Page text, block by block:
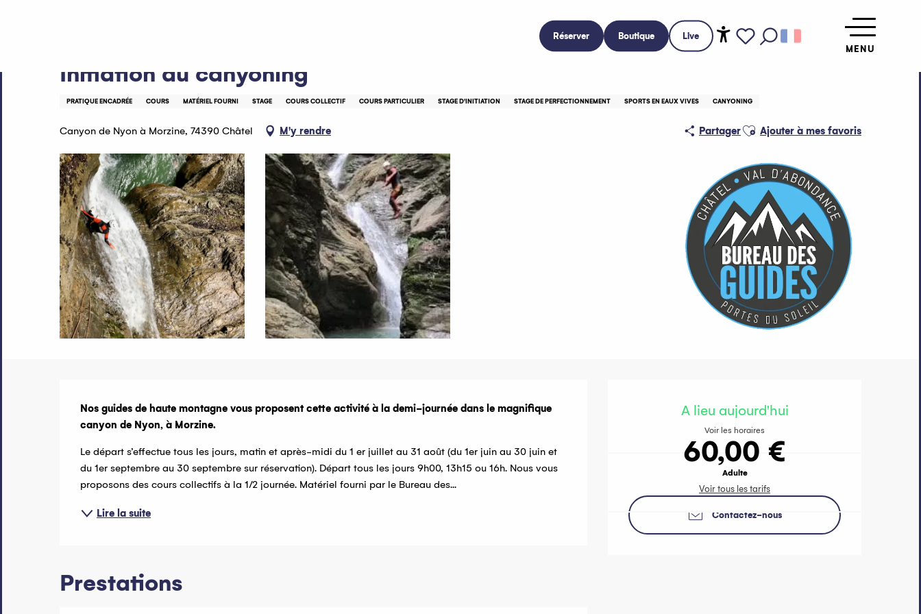
Réserver Boutique Live
MENU
Initiation au canyoning
PRATIQUE ENCADRÉE COURS MATÉRIEL FOURNI STAGE COURS COLLECTIF COURS PARTICULIER STAGE D'INITIATION STAGE DE PERFECTIONNEMENT SPORTS EN EAUX VIVES CANYONING
Canyon de Nyon à Morzine, 74390 Châtel M'y rendre PartagerAjouter aux favoris
Ajouter à mes favoris
Ouverture et
A lieu aujourd'hui
Voir les horaires
60,00 €
Adulte
Voir tous les tarifs
Contactez-nous
Description
Nos guides de haute montagne vous proposent cette activité à la demi-journée dans le magnifique
canyon de Nyon, à Morzine.
Le départ s’effectue tous les jours, matin et après-midi du 1 er juillet au 31 août (du 1er juin au 30 juin et
du 1er septembre au 30 septembre sur réservation). Départ tous les jours 9h00, 13h15 ou 16h. Nous vous
proposons des cours collectifs à la 1/2 journée. Matériel fourni par le Bureau des...
Lire la suite
Prestations